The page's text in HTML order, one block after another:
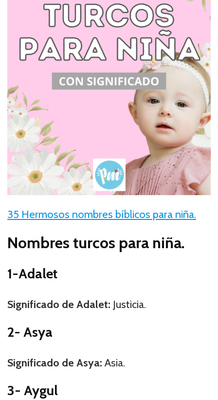
35 Hermosos nombres bíblicos para niña.
Nombres turcos para niña.
1-Adalet
Significado de Adalet: Justicia.
2- Asya
Significado de Asya:Asia.
3- Aygul